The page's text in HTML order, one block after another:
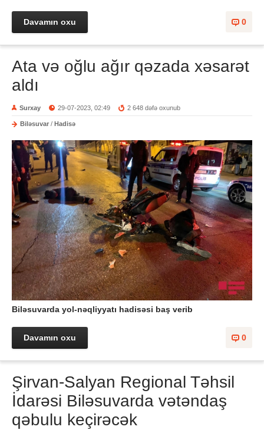
0
Davamın oxu
Ata və oğlu ağır qəzada xəsarət
aldı
Surxay 29-07-2023, 02:49 2 648 dəfə oxunub
Biləsuvar / Hadisə
Biləsuvarda yol-nəqliyyatı hadisəsi baş verib
0
Davamın oxu
Şirvan-Salyan Regional Təhsil
İdarəsi Biləsuvarda vətəndaş
qəbulu keçirəcək